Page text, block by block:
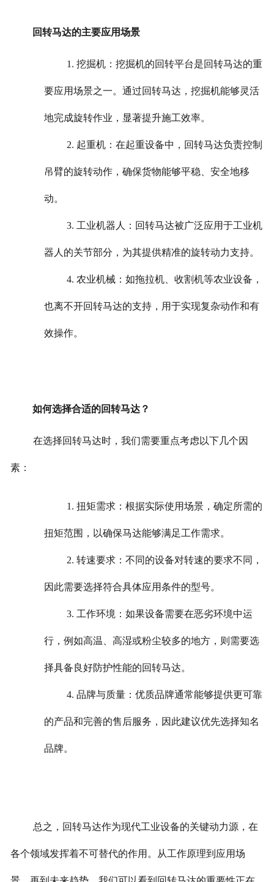
回转马达的主要应用场景
1. 挖掘机：挖掘机的回转平台是回转马达的重
要应用场景之一。通过回转马达，挖掘机能够灵活
地完成旋转作业，显著提升施工效率。
2. 起重机：在起重设备中，回转马达负责控制
吊臂的旋转动作，确保货物能够平稳、安全地移
动。
3. 工业机器人：回转马达被广泛应用于工业机
器人的关节部分，为其提供精准的旋转动力支持。
4. 农业机械：如拖拉机、收割机等农业设备，
也离不开回转马达的支持，用于实现复杂动作和有
效操作。
如何选择合适的回转马达？
在选择回转马达时，我们需要重点考虑以下几个因
素：
1. 扭矩需求：根据实际使用场景，确定所需的
扭矩范围，以确保马达能够满足工作需求。
2. 转速要求：不同的设备对转速的要求不同，
因此需要选择符合具体应用条件的型号。
3. 工作环境：如果设备需要在恶劣环境中运
行，例如高温、高湿或粉尘较多的地方，则需要选
择具备良好防护性能的回转马达。
4. 品牌与质量：优质品牌通常能够提供更可靠
的产品和完善的售后服务，因此建议优先选择知名
品牌。
总之，回转马达作为现代工业设备的关键动力源，在
各个领域发挥着不可替代的作用。从工作原理到应用场